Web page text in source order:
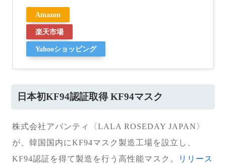
Amazon
楽天市場
Yahooショッピング
日本初KF94認証取得 KF94マスク
株式会社アバンティ〈LALA ROSEDAY JAPAN〉
が、韓国国内にKF94マスク製造工場を設立し、
KF94認証を得て製造を行う高性能マスク。
リリース